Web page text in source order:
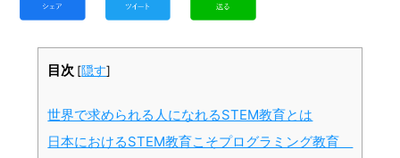
目次 [隠す]
世界で求められる人になれるSTEM教育とは
日本におけるSTEM教育こそプログラミング教育